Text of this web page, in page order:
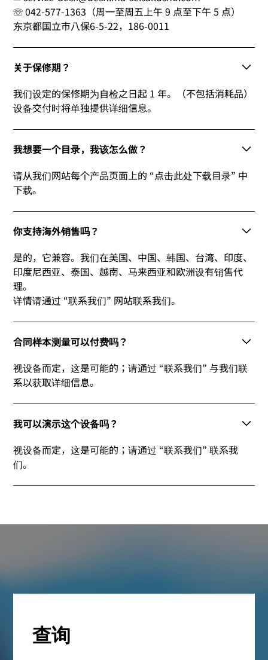
☏ 042-577-1363（周一至周五上午 9 点至下午 5 点）
东京都国立市八保6-5-22，186-0011
关于保修期？
我们设定的保修期为自检之日起 1 年。（不包括消耗品）
设备交付时将单独提供详细信息。
我想要一个目录，我该怎么做？
请从我们网站每个产品页面上的 “点击此处下载目录” 中
下载。
你支持海外销售吗？
是的，它兼容。我们在美国、中国、韩国、台湾、印度、
印度尼西亚、泰国、越南、马来西亚和欧洲设有销售代
理。
详情请通过 “联系我们” 网站联系我们。
合同样本测量可以付费吗？
视设备而定，这是可能的；请通过 “联系我们” 与我们联
系以获取详细信息。
我可以演示这个设备吗？
视设备而定，这是可能的；请通过 “联系我们” 联系我
们。
查询